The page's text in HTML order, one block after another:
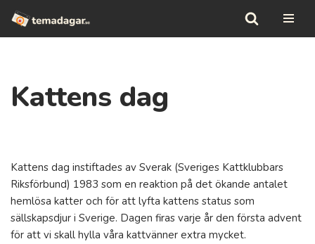
Hoppa
Kattens dag
Kattens dag instiftades av Sverak (Sveriges Kattklubbars
Riksförbund) 1983 som en reaktion på det ökande antalet
hemlösa katter och för att lyfta kattens status som
sällskapsdjur i Sverige. Dagen firas varje år den första advent
för att vi skall hylla våra kattvänner extra mycket.